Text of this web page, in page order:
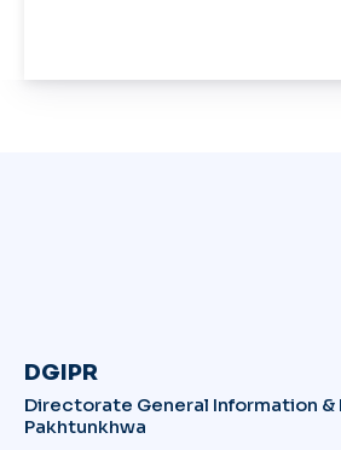
DGIPR
Directorate General Information &
Pakhtunkhwa